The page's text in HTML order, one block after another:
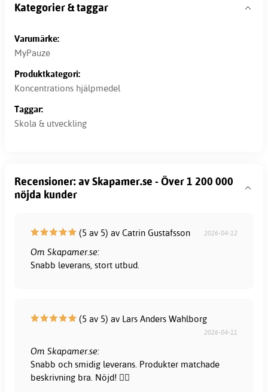
Kategorier & taggar
Varumärke:
MyPauze
Produktkategori:
Koncentrations hjälpmedel
Taggar:
Skola & utveckling
Recensioner: av Skapamer.se - Över 1 200 000
nöjda kunder
(5 av 5) av Catrin Gustafsson 2026-04-12
Om Skapamer.se:
Snabb leverans, stort utbud.
(5 av 5) av Lars Anders Wahlborg
2026-04-11
Om Skapamer.se:
Snabb och smidig leverans. Produkter matchade
beskrivning bra. Nöjd! 👍🏻